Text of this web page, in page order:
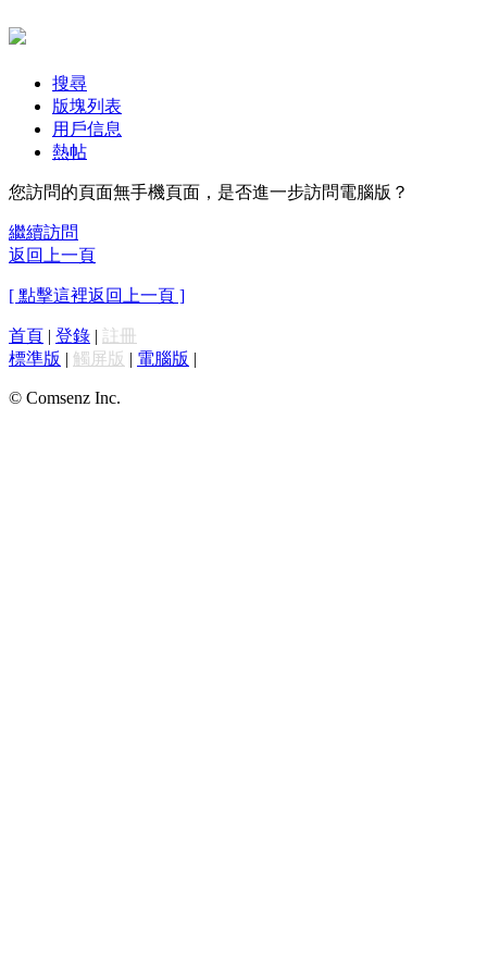
搜尋
版塊列表
用戶信息
熱帖
您訪問的頁面無手機頁面，是否進一步訪問電腦版？
繼續訪問
返回上一頁
[ 點擊這裡返回上一頁 ]
首頁 | 登錄 | 註冊
標準版 | 觸屏版 | 電腦版 |
© Comsenz Inc.